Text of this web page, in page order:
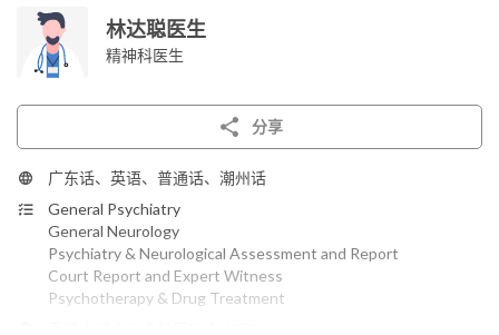
林达聪医生
精神科医生
分享
广东话、英语、普通话、潮州话
General Psychiatry
General Neurology
Psychiatry & Neurological Assessment and Report
Court Report and Expert Witness
Psychotherapy & Drug Treatment